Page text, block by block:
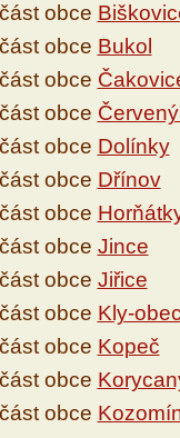
část obce
část obce Bukol
část obce
část obce
část obce Dolínky
část obce Dřínov
část obce
část obce Jince
část obce Jiřice
část obce Kly-
část obce Kopeč
část obce
část obce